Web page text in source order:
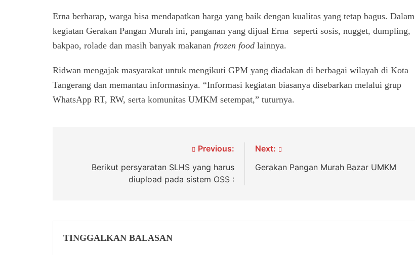
Erna berharap, warga bisa mendapatkan harga yang baik dengan kualitas yang tetap bagus. Dalam
kegiatan Gerakan Pangan Murah ini, panganan yang dijual Erna seperti sosis, nugget, dumpling,
bakpao, rolade dan masih banyak makanan frozen food lainnya.
Ridwan mengajak masyarakat untuk mengikuti GPM yang diadakan di berbagai wilayah di Kota
Tangerang dan memantau informasinya. “Informasi kegiatan biasanya disebarkan melalui grup
WhatsApp RT, RW, serta komunitas UMKM setempat,” tuturnya.
Previous:
Berikut persyaratan SLHS yang harus
diupload pada sistem OSS :
Next:
Gerakan Pangan Murah Bazar UMKM
TINGGALKAN BALASAN